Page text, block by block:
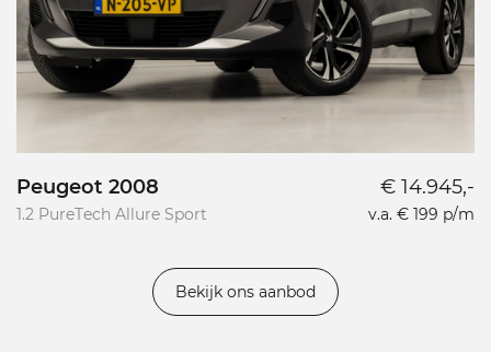
Peugeot 2008
1.2 PureTech Allure Sport
€ 14.945,-
v.a. € 199 p/m
Bekijk ons aanbod